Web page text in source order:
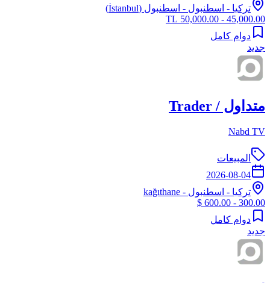
تركيا - اسطنبول - اسطنبول (İstanbul)
45,000.00 - 50,000.00 TL
دوام كامل
جديد
متداول / Trader
Nabd TV
المبيعات
2026-08-04
تركيا - اسطنبول - kağıthane
300.00 - 600.00 $
دوام كامل
جديد